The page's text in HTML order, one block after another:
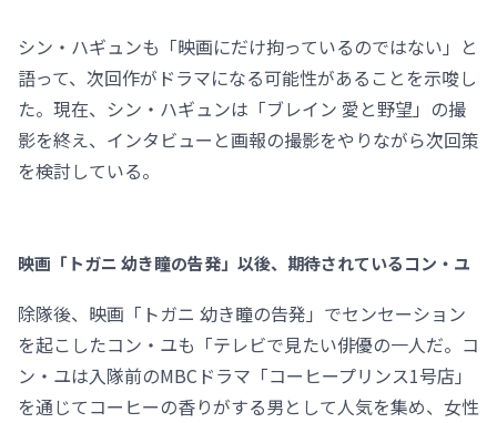
シン・ハギュンも「映画にだけ拘っているのではない」と
語って、次回作がドラマになる可能性があることを示唆し
た。現在、シン・ハギュンは「ブレイン 愛と野望」の撮
影を終え、インタビューと画報の撮影をやりながら次回策
を検討している。
映画「トガニ 幼き瞳の告発」以後、期待されているコン・ユ
除隊後、映画「トガニ 幼き瞳の告発」でセンセーション
を起こしたコン・ユも「テレビで見たい俳優の一人だ。コ
ン・ユは入隊前のMBCドラマ「コーヒープリンス1号店」
を通じてコーヒーの香りがする男として人気を集め、女性